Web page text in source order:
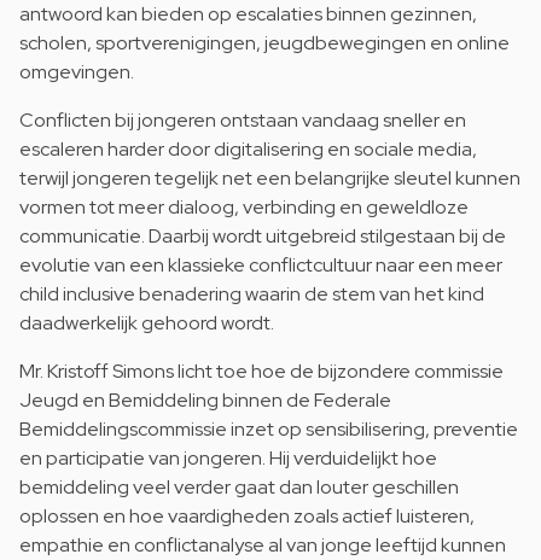
antwoord kan bieden op escalaties binnen gezinnen,
scholen, sportverenigingen, jeugdbewegingen en online
omgevingen.
Conflicten bij jongeren ontstaan vandaag sneller en
escaleren harder door digitalisering en sociale media,
terwijl jongeren tegelijk net een belangrijke sleutel kunnen
vormen tot meer dialoog, verbinding en geweldloze
communicatie. Daarbij wordt uitgebreid stilgestaan bij de
evolutie van een klassieke conflictcultuur naar een meer
child inclusive benadering waarin de stem van het kind
daadwerkelijk gehoord wordt.
Mr. Kristoff Simons licht toe hoe de bijzondere commissie
Jeugd en Bemiddeling binnen de Federale
Bemiddelingscommissie inzet op sensibilisering, preventie
en participatie van jongeren. Hij verduidelijkt hoe
bemiddeling veel verder gaat dan louter geschillen
oplossen en hoe vaardigheden zoals actief luisteren,
empathie en conflictanalyse al van jonge leeftijd kunnen